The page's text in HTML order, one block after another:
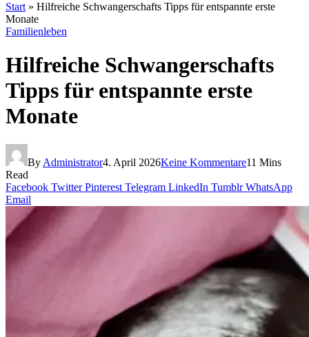
Start » Hilfreiche Schwangerschafts Tipps für entspannte erste
Monate
Familienleben
Hilfreiche Schwangerschafts
Tipps für entspannte erste
Monate
By Administrator4. April 2026Keine Kommentare11 Mins
Read
Facebook Twitter Pinterest Telegram LinkedIn Tumblr WhatsApp
Email